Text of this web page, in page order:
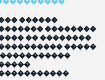
������
��������
�� ��������
�����